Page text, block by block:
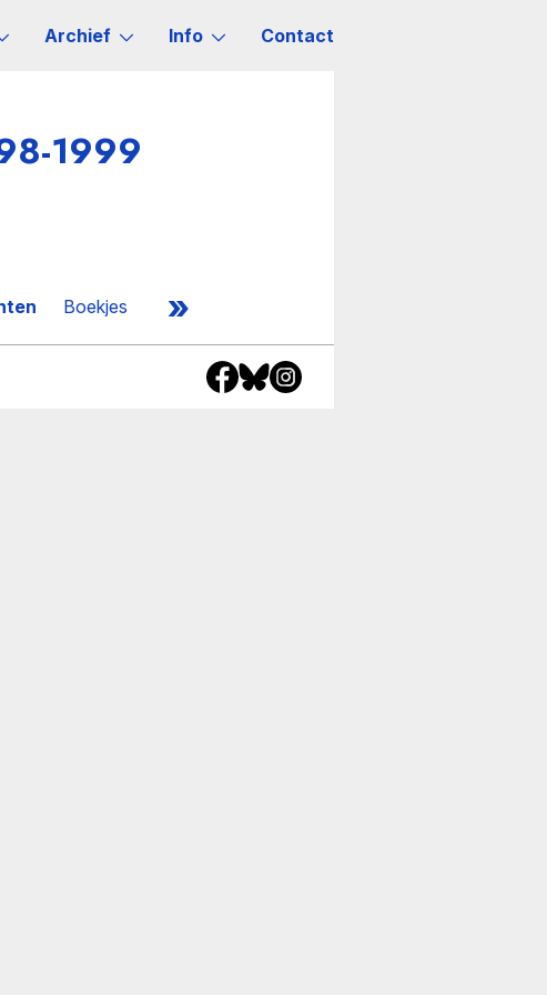
Archief Info Contact
1999
Boekjes »